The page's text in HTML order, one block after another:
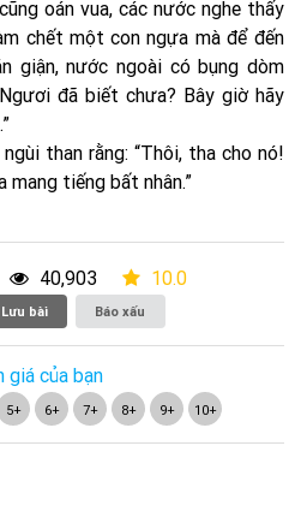
oán vua, các nước nghe thấy
chết một con ngựa mà để đến
giận, nước ngoài có bụng dòm
đã biết chưa? Bây giờ hãy
than rằng: “Thôi, tha cho nó!
mang tiếng bất nhân.”
40,903 10.0
Lưu bài Báo xấu
giá của bạn
5+ 6+ 7+ 8+ 9+ 10+